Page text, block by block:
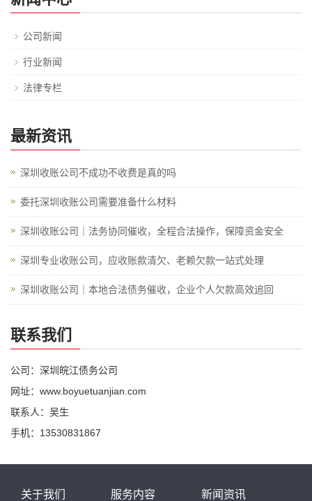
公司新闻
行业新闻
法律专栏
最新资讯
深圳收账公司不成功不收费是真的吗
委托深圳收账公司需要准备什么材料
深圳收账公司｜法务协同催收，全程合法操作，保障资金安全
深圳专业收账公司，应收账款清欠、老赖欠款一站式处理
深圳收账公司｜本地合法债务催收，企业个人欠款高效追回
联系我们
公司：深圳皖江债务公司
网址：www.boyuetuanjian.com
联系人：吴生
手机：13530831867
关于我们 服务内容 新闻资讯